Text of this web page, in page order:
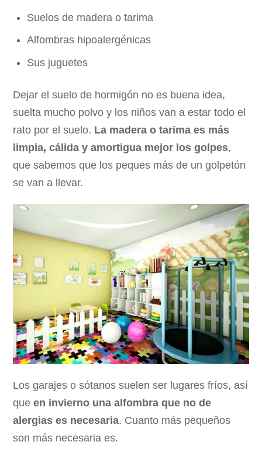
Suelos de madera o tarima
Alfombras hipoalergénicas
Sus juguetes
Dejar el suelo de hormigón no es buena idea,
suelta mucho polvo y los niños van a estar todo el
rato por el suelo. La madera o tarima es más
limpia, cálida y amortigua mejor los golpes,
que sabemos que los peques más de un golpetón
se van a llevar.
Los garajes o sótanos suelen ser lugares fríos, así
queen invierno una alfombra que no de
alergias es necesaria. Cuanto más pequeños
son más necesaria es.